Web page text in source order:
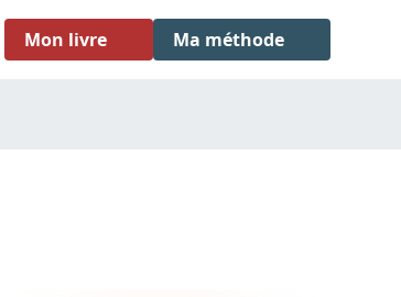
Mon livre Ma méthode